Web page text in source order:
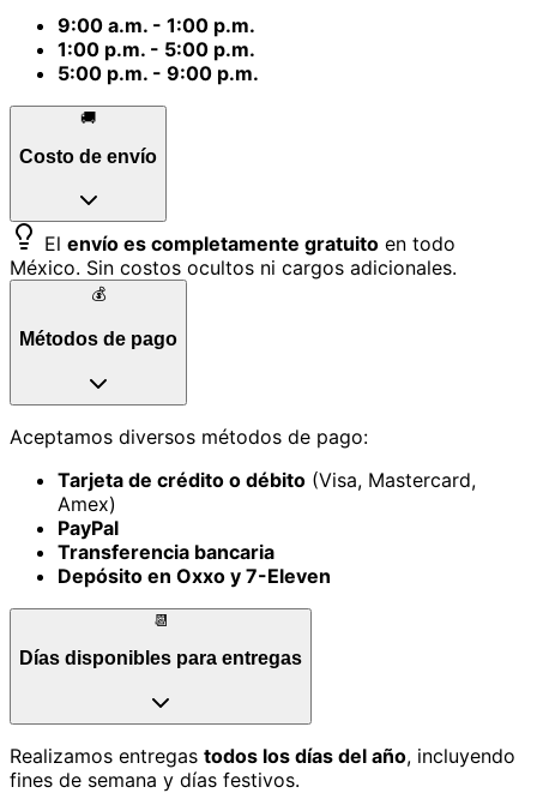
9:00 a.m. - 1:00 p.m.
1:00 p.m. - 5:00 p.m.
5:00 p.m. - 9:00 p.m.
🚚
Costo de envío
El envío es completamente gratuito en todo
México. Sin costos ocultos ni cargos adicionales.
💰
Métodos de pago
Aceptamos diversos métodos de pago:
Tarjeta de crédito o débito (Visa, Mastercard,
Amex)
PayPal
Transferencia bancaria
Depósito en Oxxo y 7-Eleven
📆
Días disponibles para entregas
Realizamos entregas todos los días del año, incluyendo
fines de semana y días festivos.